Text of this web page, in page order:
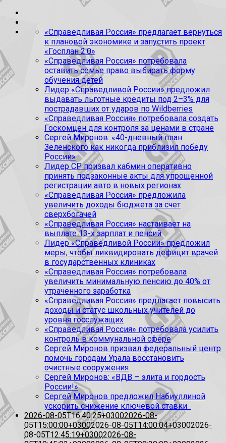
«Справедливая Россия» предлагает вернуться
к плановой экономике и запустить проект
«Госплан 2.0»
«Справедливая Россия» потребовала
оставить семье право выбирать форму
обучения детей
Лидер «Справедливой России» предложил
выдавать льготные кредиты под 2–3% для
пострадавших от ударов по Wildberries
«Справедливая Россия» потребовала создать
Госкомцен для контроля за ценами в стране
Сергей Миронов: «40-дневный план
Зеленского как никогда приблизил победу
России»
Лидер СР призвал кабмин оперативно
принять подзаконные акты для упрощенной
регистрации авто в новых регионах
«Справедливая Россия» предложила
увеличить доходы бюджета за счет
сверхбогачей
«Справедливая Россия» настаивает на
выплате 13-х зарплат и пенсий
Лидер «Справедливой России» предложил
меры, чтобы ликвидировать дефицит врачей
в государственных клиниках
«Справедливая Россия» потребовала
увеличить минимальную пенсию до 40% от
утраченного заработка
«Справедливая Россия» предлагает повысить
доходы и статус школьных учителей до
уровня госслужащих
«Справедливая Россия» потребовала усилить
контроль в коммунальной сфере
Сергей Миронов призвал федеральный центр
помочь городам Урала восстановить
очистные сооружения
Сергей Миронов: «ВДВ – элита и гордость
России!»
Сергей Миронов предложил Набиуллиной
ускорить снижение ключевой ставки
2026-08-05T16:40:25+03002026-08-
05T15:00:00+03002026-08-05T14:00:04+03002026-
08-05T12:45:19+03002026-08-